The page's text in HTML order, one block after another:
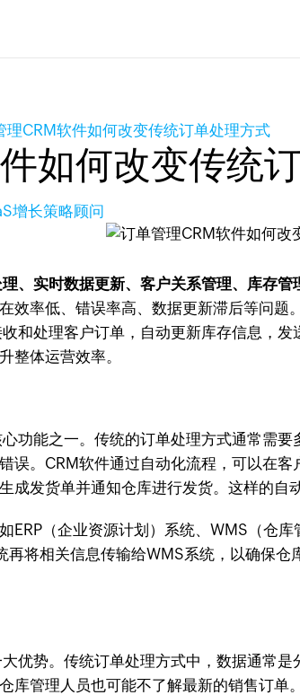
理CRM软件如何改变传统订单处理方式
如何改变传统
增长策略顾问
、实时数据更新、客户关系管理、库存
效率低、错误率高、数据更新滞后等问题
和处理客户订单，自动更新库存信息，
整体运营效率。
功能之一。传统的订单处理方式通常需
误。CRM软件通过自动化流程，可以在
成发货单并通知仓库进行发货。这样的
ERP（企业资源计划）系统、WMS（仓
再将相关信息传输给WMS系统，以确保
优势。传统订单处理方式中，数据通常
库管理人员也可能不了解最新的销售订